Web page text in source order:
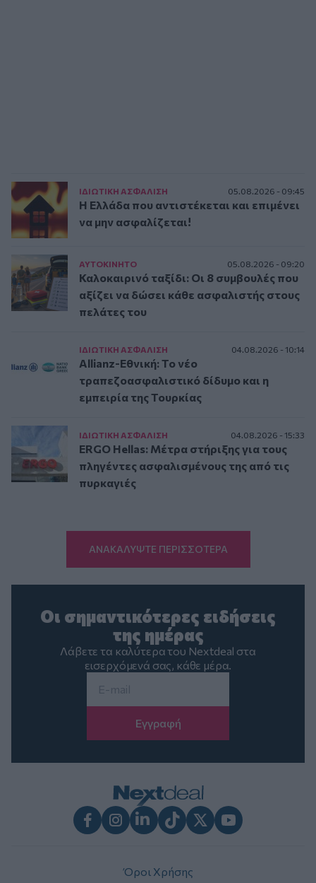
ΙΔΙΩΤΙΚΗ ΑΣΦAΛΙΣΗ 05.08.2026 - 09:45
Η Ελλάδα που αντιστέκεται και επιμένει
να μην ασφαλίζεται!
ΑΥΤΟΚΙΝΗΤΟ 05.08.2026 - 09:20
Καλοκαιρινό ταξίδι: Οι 8 συμβουλές που
αξίζει να δώσει κάθε ασφαλιστής στους
πελάτες του
ΙΔΙΩΤΙΚΗ ΑΣΦAΛΙΣΗ 04.08.2026 - 10:14
Allianz-Εθνική: Το νέο
τραπεζοασφαλιστικό δίδυμο και η
εμπειρία της Τουρκίας
ΙΔΙΩΤΙΚΗ ΑΣΦAΛΙΣΗ 04.08.2026 - 15:33
ERGO Hellas: Μέτρα στήριξης για τους
πληγέντες ασφαλισμένους της από τις
πυρκαγιές
ΑΝΑΚΑΛΥΨΤΕ ΠΕΡΙΣΣΟΤΕΡΑ
Οι σημαντικότερες ειδήσεις
της ημέρας
Λάβετε τα καλύτερα του Nextdeal στα
εισερχόμενά σας, κάθε μέρα.
Όροι Χρήσης